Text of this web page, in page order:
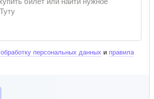
обработку персональных данных и правила